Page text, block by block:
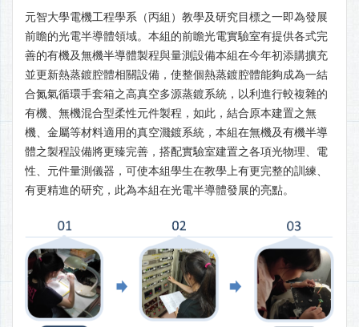
元智大學電機工程學系（丙組）教學及研究目標之一即為發展
前瞻的光電半導體領域。本組的前瞻光電實驗室有提供各式完
善的有機及無機半導體製程與量測設備本組在今年初添購擴充
並更新熱蒸鍍腔體相關設備，使整個熱蒸鍍腔體能夠成為一結
合氮氣循環手套箱之高真空多源蒸鍍系統，以利進行較複雜的
有機、無機混合型柔性元件製程，如此，結合原本建置之無
機、金屬等材料適用的真空濺鍍系統，本組在無機及有機半導
體之製程設備將更臻完善，搭配實驗室建置之各項光物理、電
性、元件量測儀器，可使本組學生在教學上有更完整的訓練、
有更精進的研究，此為本組在光電半導體發展的亮點。